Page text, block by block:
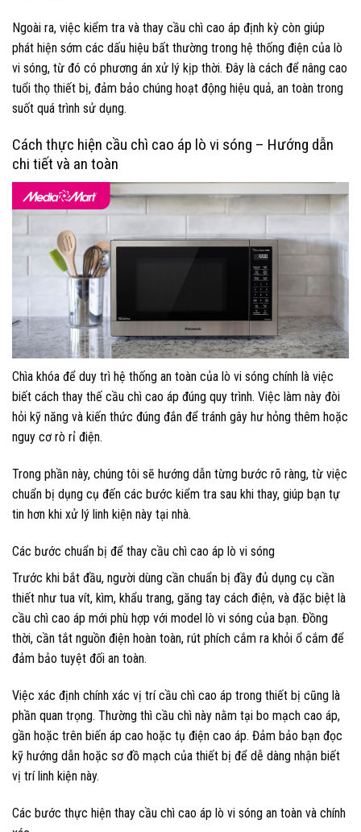
Ngoài ra, việc kiểm tra và thay cầu chì cao áp định kỳ còn giúp
phát hiện sớm các dấu hiệu bất thường trong hệ thống điện của lò
vi sóng, từ đó có phương án xử lý kịp thời. Đây là cách để nâng cao
tuổi thọ thiết bị, đảm bảo chúng hoạt động hiệu quả, an toàn trong
suốt quá trình sử dụng.
Cách thực hiện cầu chì cao áp lò vi sóng – Hướng dẫn
chi tiết và an toàn
Chìa khóa để duy trì hệ thống an toàn của lò vi sóng chính là việc
biết cách thay thế cầu chì cao áp đúng quy trình. Việc làm này đòi
hỏi kỹ năng và kiến thức đúng đắn để tránh gây hư hỏng thêm hoặc
nguy cơ rò rỉ điện.
Trong phần này, chúng tôi sẽ hướng dẫn từng bước rõ ràng, từ việc
chuẩn bị dụng cụ đến các bước kiểm tra sau khi thay, giúp bạn tự
tin hơn khi xử lý linh kiện này tại nhà.
Các bước chuẩn bị để thay cầu chì cao áp lò vi sóng
Trước khi bắt đầu, người dùng cần chuẩn bị đầy đủ dụng cụ cần
thiết như tua vít, kìm, khẩu trang, găng tay cách điện, và đặc biệt là
cầu chì cao áp mới phù hợp với model lò vi sóng của bạn. Đồng
thời, cần tắt nguồn điện hoàn toàn, rút phích cắm ra khỏi ổ cắm để
đảm bảo tuyệt đối an toàn.
Việc xác định chính xác vị trí cầu chì cao áp trong thiết bị cũng là
phần quan trọng. Thường thì cầu chì này nằm tại bo mạch cao áp,
gần hoặc trên biến áp cao hoặc tụ điện cao áp. Đảm bảo bạn đọc
kỹ hướng dẫn hoặc sơ đồ mạch của thiết bị để dễ dàng nhận biết
vị trí linh kiện này.
Các bước thực hiện thay cầu chì cao áp lò vi sóng an toàn và chính